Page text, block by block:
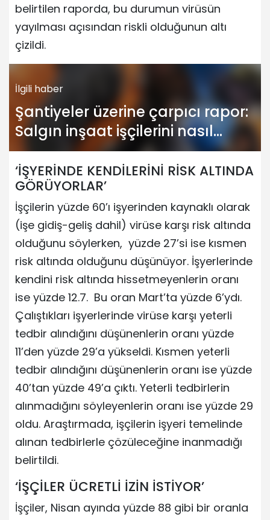
belirtilen raporda, bu durumun virüsün
yayılması açısından riskli olduğunun altı
çizildi.
İlgili haber
Şantiyeler üzerine çarpıcı rapor:
Salgın inşaat işçilerini nasıl
etkiledi?
‘İŞYERİNDE KENDİLERİNİ RİSK ALTINDA
GÖRÜYORLAR’
İşçilerin yüzde 60’ı işyerinden kaynaklı olarak
(işe gidiş-geliş dahil) virüse karşı risk altında
olduğunu söylerken, yüzde 27’si ise kısmen
risk altında olduğunu düşünüyor. İşyerlerinde
kendini risk altında hissetmeyenlerin oranı
ise yüzde 12.7. Bu oran Mart’ta yüzde 6’ydı.
Çalıştıkları işyerlerinde virüse karşı yeterli
tedbir alındığını düşünenlerin oranı yüzde
11’den yüzde 29’a yükseldi. Kısmen yeterli
tedbir alındığını düşünenlerin oranı ise yüzde
40’tan yüzde 49’a çıktı. Yeterli tedbirlerin
alınmadığını söyleyenlerin oranı ise yüzde 29
oldu. Araştırmada, işçilerin işyeri temelinde
alınan tedbirlerle çözüleceğine inanmadığı
belirtildi.
‘İŞÇİLER ÜCRETLİ İZİN İSTİYOR’
İşçiler, Nisan ayında yüzde 88 gibi bir oranla